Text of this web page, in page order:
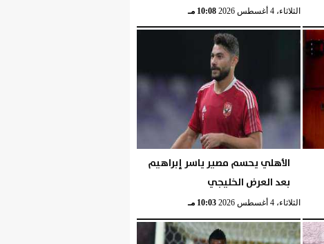
الثلاثاء، 4 أغسطس 2026 10:08 مـ
الأهلي يحسم مصير ياسر إبراهيم
بعد العرض الخليجي
الثلاثاء، 4 أغسطس 2026 10:03 مـ